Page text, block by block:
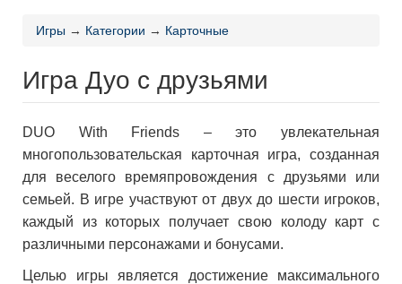
Игры → Категории → Карточные
Игра Дуо с друзьями
DUO With Friends – это увлекательная
многопользовательская карточная игра, созданная
для веселого времяпровождения с друзьями или
семьей. В игре участвуют от двух до шести игроков,
каждый из которых получает свою колоду карт с
различными персонажами и бонусами.
Целью игры является достижение максимального